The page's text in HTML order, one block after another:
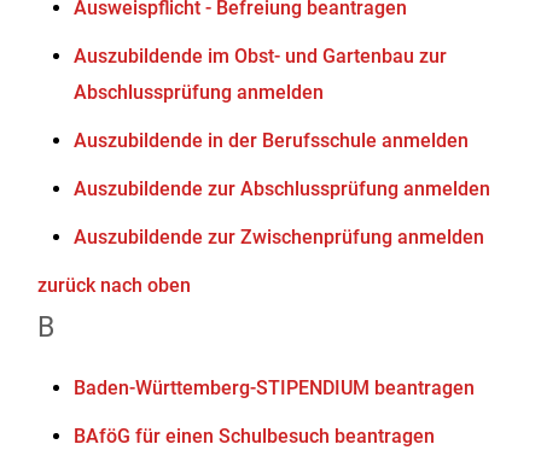
Ausweispflicht - Befreiung beantragen
Auszubildende im Obst- und Gartenbau zur
Abschlussprüfung anmelden
Auszubildende in der Berufsschule anmelden
Auszubildende zur Abschlussprüfung anmelden
Auszubildende zur Zwischenprüfung anmelden
zurück nach oben
B
Baden-Württemberg-STIPENDIUM beantragen
BAföG für einen Schulbesuch beantragen